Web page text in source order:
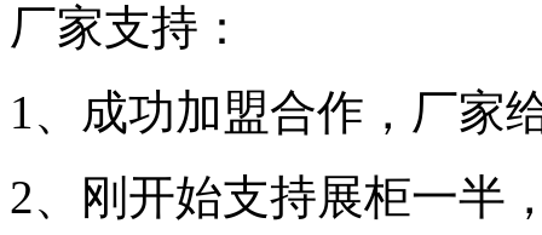
厂家支持：
1、成功加盟合作，厂家
2、刚开始支持展柜一半